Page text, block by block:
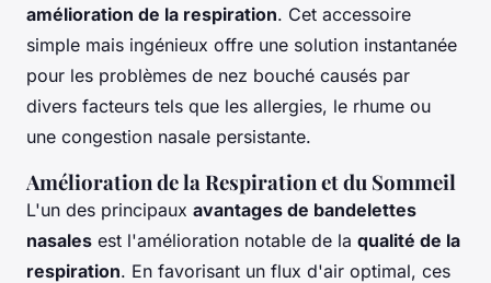
amélioration de la respiration. Cet accessoire
simple mais ingénieux offre une solution instantanée
pour les problèmes de nez bouché causés par
divers facteurs tels que les allergies, le rhume ou
une congestion nasale persistante.
Amélioration de la Respiration et du Sommeil
L'un des principaux avantages de bandelettes
nasales est l'amélioration notable de la qualité de la
respiration. En favorisant un flux d'air optimal, ces